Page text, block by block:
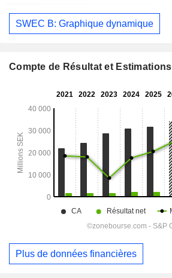
SWEC B: Graphique dynamique
Compte de Résultat et Estimations
Plus de données financières